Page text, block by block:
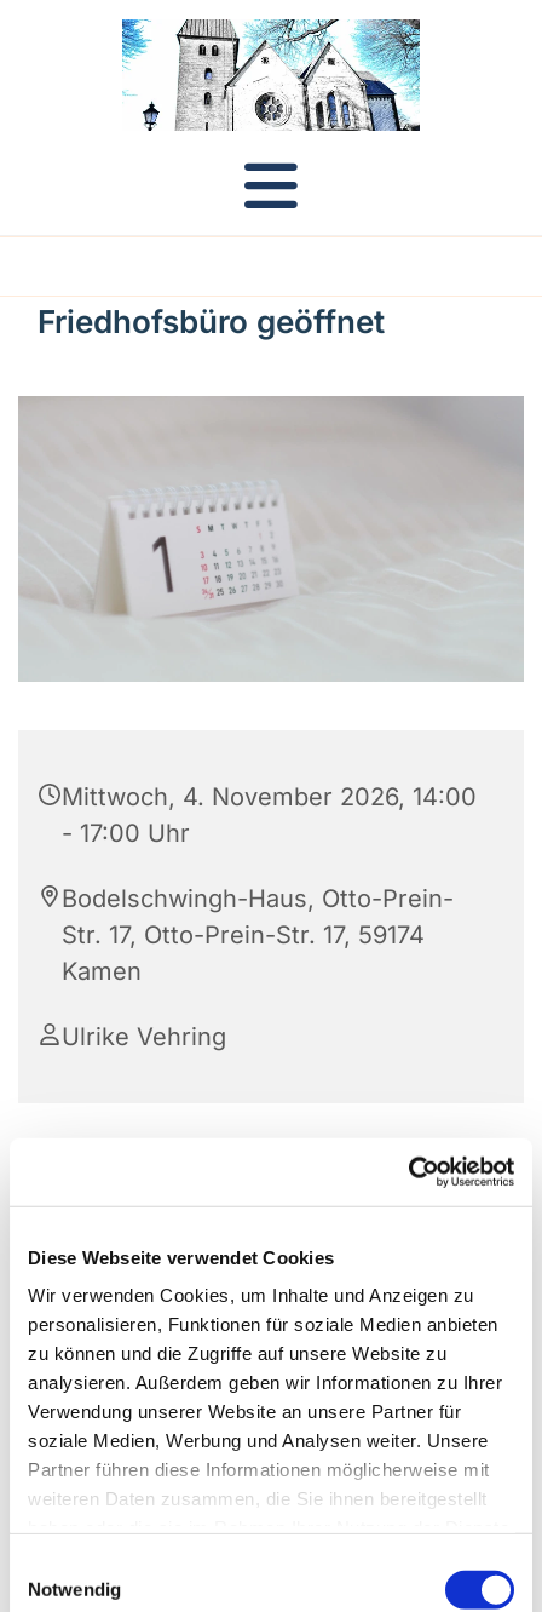
Diese Webseite verwendet Cookies
Wir verwenden Cookies, um Inhalte und Anzeigen zu
personalisieren, Funktionen für soziale Medien anbieten
zu können und die Zugriffe auf unsere Website zu
analysieren. Außerdem geben wir Informationen zu Ihrer
Verwendung unserer Website an unsere Partner für
soziale Medien, Werbung und Analysen weiter. Unsere
Partner führen diese Informationen möglicherweise mit
weiteren Daten zusammen, die Sie ihnen bereitgestellt
Notwendig
Friedhofsbüro geöffnet
Mittwoch, 4. November 2026, 14:00
- 17:00 Uhr
Bodelschwingh-Haus, Otto-Prein-
Str. 17, Otto-Prein-Str. 17, 59174
Kamen
Ulrike Vehring